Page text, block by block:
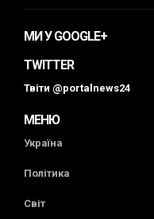
МИ У GOOGLE+
TWITTER
Твіти @portalnews24
МЕНЮ
Україна
Політика
Світ